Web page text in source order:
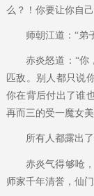
么？！你要让你自
师朝江道：“弟
赤炎怒道：“你
匹敌。别人都只说
你在背后付出了谁
再而三的受一魔女
所有人都露出
赤炎气得够呛
师家千年清誉，仙